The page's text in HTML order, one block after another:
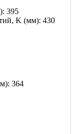
395
K (мм): 430
364